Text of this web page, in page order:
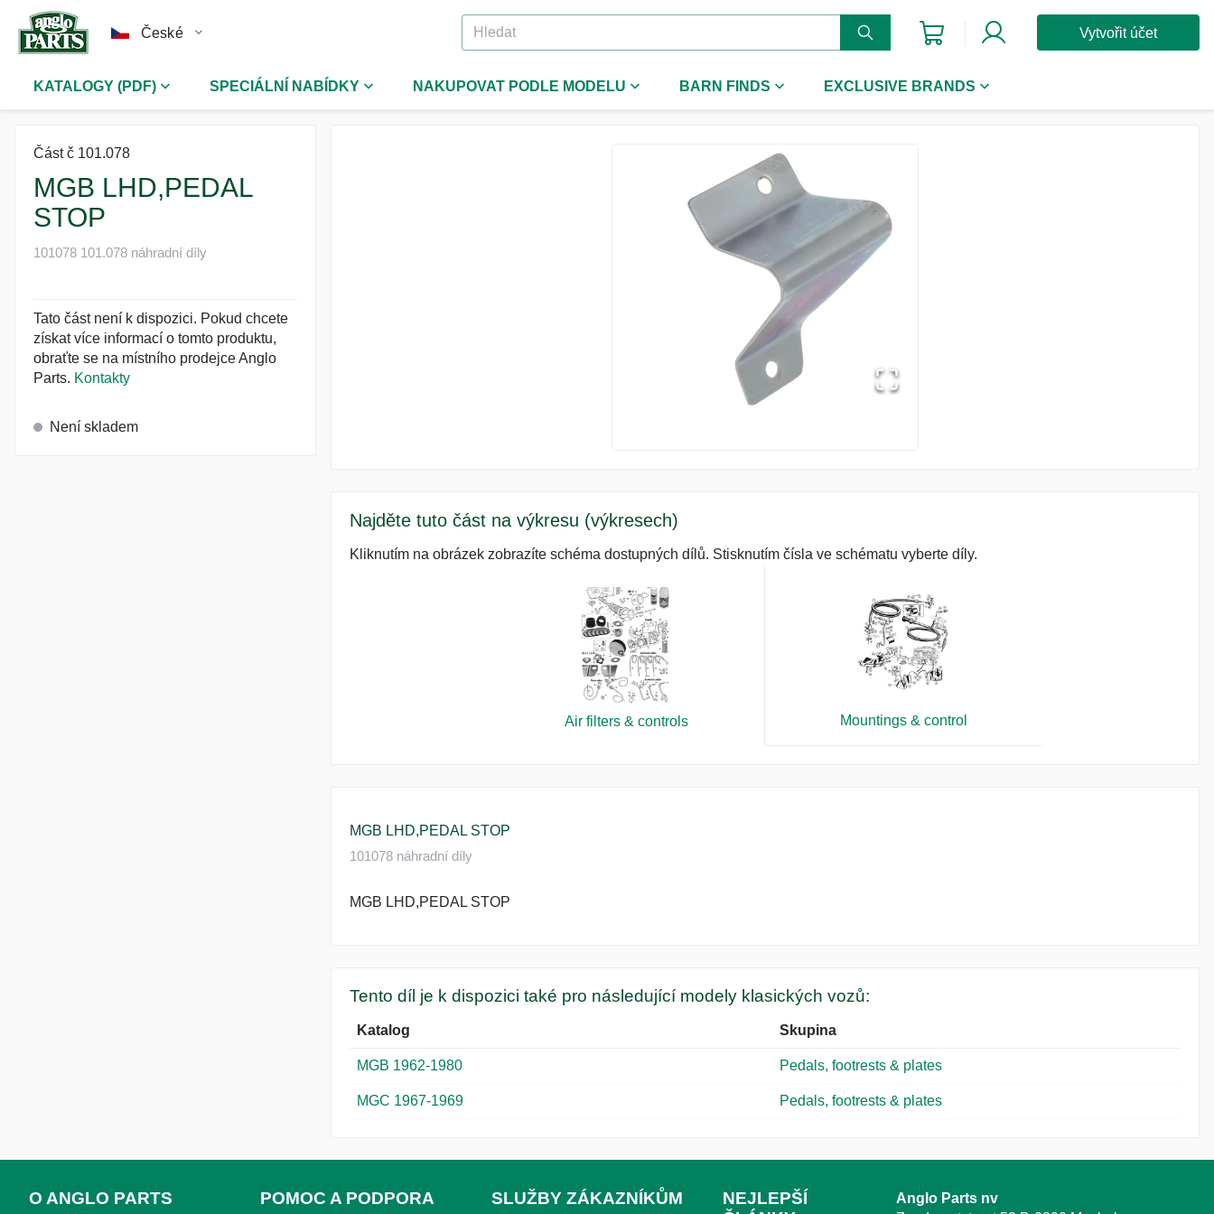
České Vytvořit účet
KATALOGY (PDF) SPECIÁLNÍ NABÍDKY NAKUPOVAT PODLE MODELU BARN FINDS EXCLUSIVE BRANDS
Část č 101.078
MGB LHD,PEDAL
STOP
101078 101.078 náhradní díly
Tato část není k dispozici. Pokud chcete
získat více informací o tomto produktu,
obraťte se na místního prodejce Anglo
Parts. Kontakty
Není skladem
Najděte tuto část na výkresu (výkresech)
Kliknutím na obrázek zobrazíte schéma dostupných dílů. Stisknutím čísla ve schématu vyberte díly.
Air filters & controls Mountings & control
MGB LHD,PEDAL STOP
101078 náhradní díly
MGB LHD,PEDAL STOP
Tento díl je k dispozici také pro následující modely klasických vozů:
Katalog Skupina
MGB 1962-1980 Pedals, footrests & plates
MGC 1967-1969 Pedals, footrests & plates
O ANGLO PARTS POMOC A PODPORA SLUŽBY ZÁKAZNÍKŮM
NEJLEPŠÍ
Anglo Parts nv